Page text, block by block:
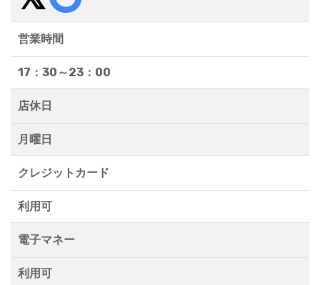
営業時間
17：30～23：00
店休日
月曜日
クレジットカード
利用可
電子マネー
利用可